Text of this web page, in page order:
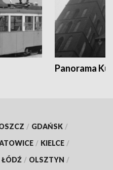
Panorama
/ GDAŃSK /
/ KIELCE /
ŁÓDŹ / OLSZTYN /